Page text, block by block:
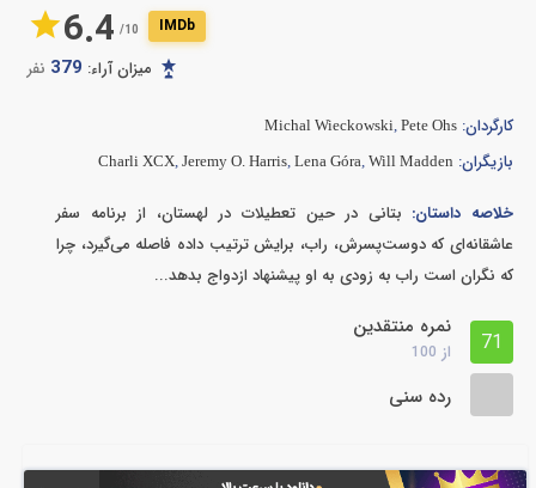
6.4 10/ IMDb
میزان آراء: 379 نفر
کارگردان: Michal Wieckowski Pete Ohs
بازیگران: Charli XCX Jeremy O. Harris Lena Góra Will Madden
خلاصه داستان: بتانی در حین تعطیلات در لهستان، از برنامه سفر
عاشقانه‌ای که دوست‌پسرش، راب، برایش ترتیب داده فاصله می‌گیرد، چرا
که نگران است راب به زودی به او پیشنهاد ازدواج بدهد...
71
نمره منتقدین
از 100
رده سنی